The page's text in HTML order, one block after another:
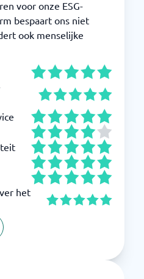
voor onze ESG-
bespaart ons niet
ook menselijke
het